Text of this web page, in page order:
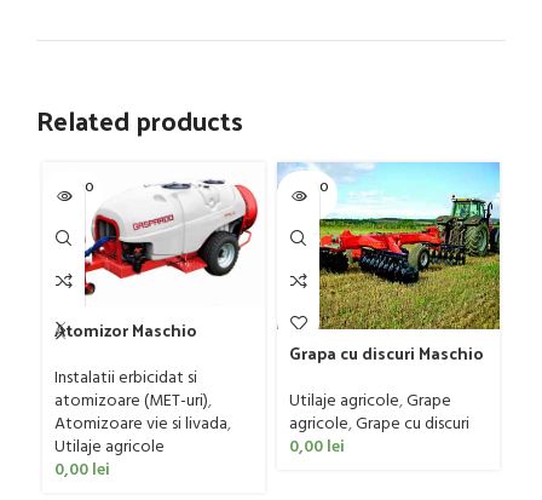
Related products
SOLD O
UT
Atomizor Maschio
Avant 1000/800/121 E
Instalatii erbicidat si
atomizoare (MET-uri),
Atomizoare vie si livada,
Utilaje agricole
0,00lei
SOLD O
UT
Grapa cu discuri Maschio
Utilaje agricole,Grape
agricole,Grape cu discuri
0,00lei